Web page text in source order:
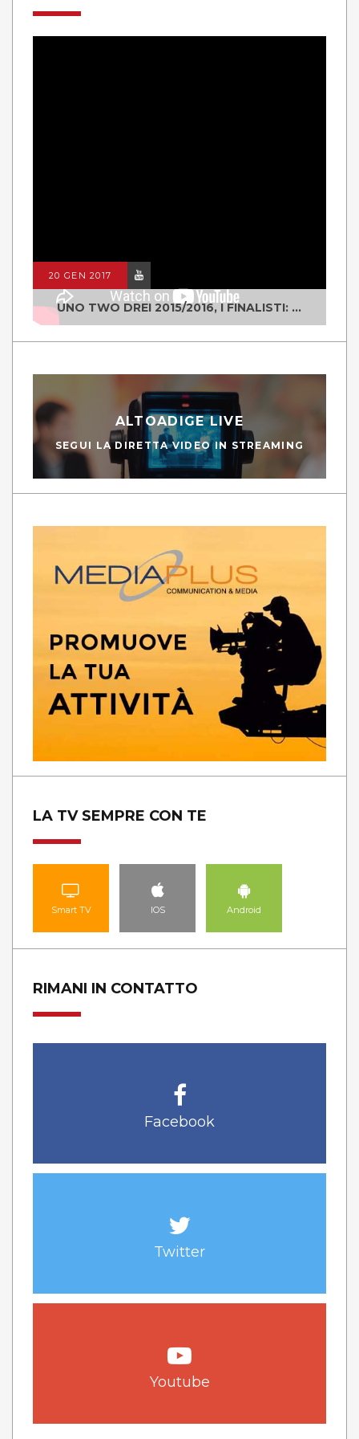
20 GEN 2017
UNO TWO DREI 2015/2016, I FINALISTI: CLASSE IV ALS ISTITUTO "DEGASPERI" BORGO VALSUGANA
ALTOADIGE LIVE
SEGUI LA DIRETTA VIDEO IN STREAMING
LA TV SEMPRE CON TE
Smart TV IOS Android
RIMANI IN CONTATTO
Facebook
Twitter
Youtube